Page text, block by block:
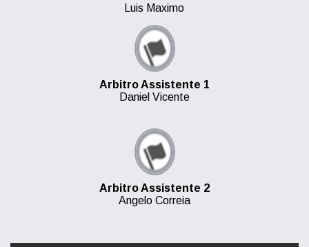
Luis Maximo
Arbitro Assistente 1
Daniel Vicente
Arbitro Assistente 2
Angelo Correia